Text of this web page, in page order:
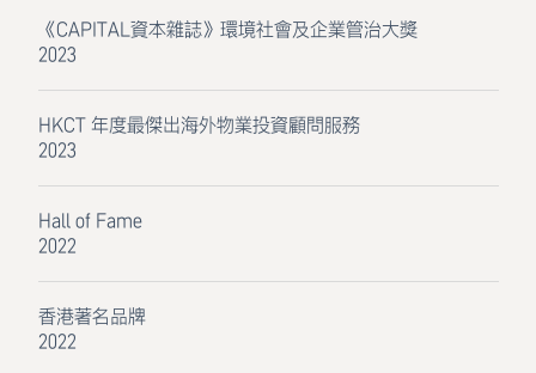
《CAPITAL資本雜誌》環境社會及企業管治大獎
2023
HKCT 年度最傑出海外物業投資顧問服務
2023
Hall of Fame
2022
香港著名品牌
2022